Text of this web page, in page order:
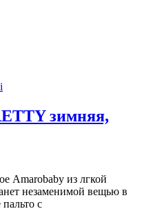
i
зимняя,
Amarobaby из лгкой
незаменимой вещью в
с